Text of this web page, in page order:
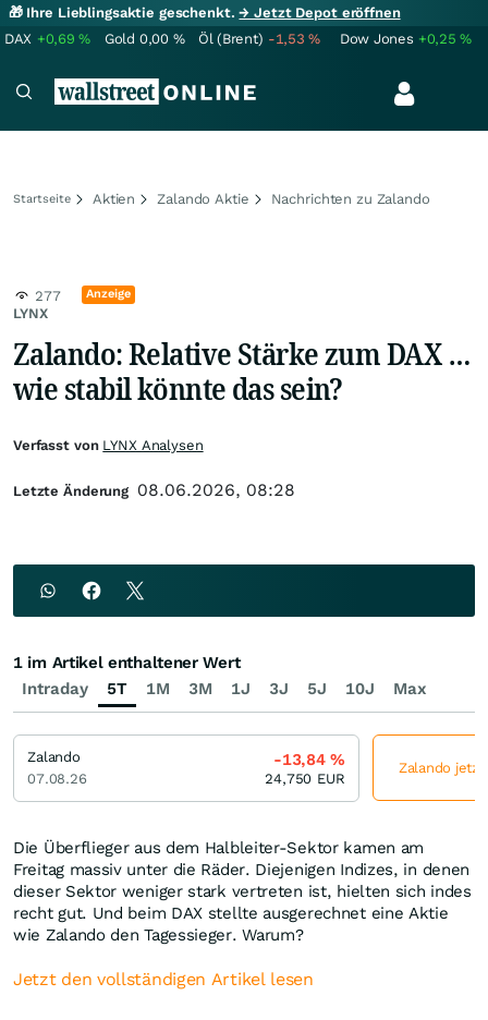
🎁 Ihre Lieblingsaktie geschenkt.→ Jetzt Depot eröffnen
DAX +0,69% Gold 0,00 % Öl (Brent) -1,53% Dow Jones +0,25%
Startseite Aktien Zalando Aktie Nachrichten zu Zalando
LYNX
277 Anzeige
Zalando: Relative Stärke zum DAX …
wie stabil könnte das sein?
Die Überflieger aus dem Halbleiter-Sektor kamen am
Freitag massiv unter die Räder. Diejenigen Indizes, in denen
dieser Sektor weniger stark vertreten ist, hielten sich indes
recht gut. Und beim DAX stellte ausgerechnet eine Aktie
wie Zalando den Tagessieger. Warum?
Jetzt den vollständigen Artikel lesen
Verfasst von LYNX Analysen
Letzte Änderung 08.06.2026, 08:28
Intraday 5T 1M 3M 1J 3J 5J 10J Max
1 im Artikel enthaltener Wert
Zalando
07.08.26
-13,84%
24,750 EUR
Zalando